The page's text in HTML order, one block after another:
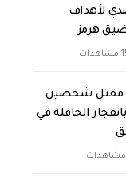
لأهداف
هرمز
مقتل شخصين
اخرين بانفجار الحافلة في